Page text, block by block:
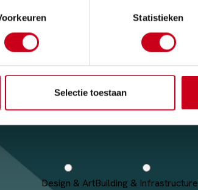
Statistieken
Selectie toestaan
Design & ArtBuilding & Infrastructure